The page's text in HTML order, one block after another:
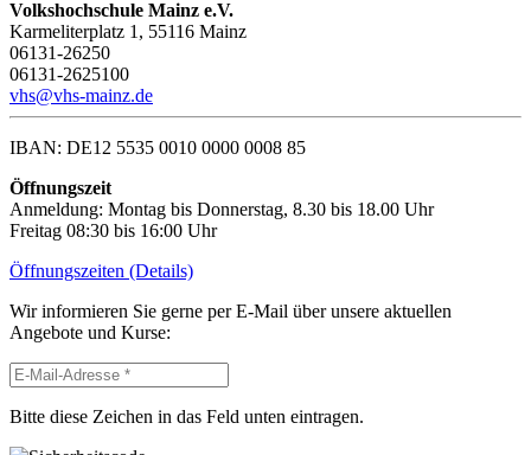
Volkshochschule Mainz e.V.
Karmeliterplatz 1, 55116 Mainz
06131-26250
06131-2625100
vhs@vhs-mainz.de
IBAN: DE12 5535 0010 0000 0008 85
Öffnungszeit
Anmeldung: Montag bis Donnerstag, 8.30 bis 18.00 Uhr
Freitag 08:30 bis 16:00 Uhr
Öffnungszeiten (Details)
Wir informieren Sie gerne per E-Mail über unsere aktuellen
Angebote und Kurse:
Bitte diese Zeichen in das Feld unten eintragen.